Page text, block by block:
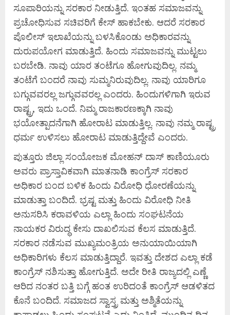
ಸೂಪಾರಿಯನ್ನು ಸರಕಾರ ನೀಡುತ್ತಿದೆ. ಇಂತಹ ಸಮಾಜವನ್ನು
ಪ್ರಚೋಧಿಸುವ ಸಚಿವರಿಗೆ ಕೇಸ್ ಹಾಕಬೇಕು. ಆದರೆ ಸರಕಾರ
ಪೊಲೀಸ್ ಇಲಾಖೆಯನ್ನು ಬಳಸಿಕೊಂಡು ಅಧಿಕಾರವನ್ನು
ದುರುಪಯೋಗ ಮಾಡುತ್ತಿದೆ. ಹಿಂದು ಸಮಾಜವನ್ನು ಮುಟ್ಟಲು
ಬರಬೇಡಿ. ನಾವು ಯಾರ ತಂಟೆಗೂ ಹೋಗುವುದಿಲ್ಲ. ನಮ್ಮ
ತಂಟೆಗೆ ಬಂದರೆ ನಾವು ಸುಮ್ಮನಿರುವುದಿಲ್ಲ. ನಾವು ಯಾರಿಗೂ
ಬಗ್ಗುವವರಲ್ಲ ಜಗ್ಗುವವರಲ್ಲ ಎಂದರು. ಹಿಂದುಗಳಿಗಾಗಿ ಇರುವ
ರಾಷ್ಟ್ರ, ಇದು ಒಂದೆ. ನಿಮ್ಮ ರಾಜಕಾರಣಕ್ಕಾಗಿ ನಾವು
ಭಯೋತ್ಪಾದನೆಗಾಗಿ ಹೋರಾಟ ಮಾಡುತ್ತಿಲ್ಲ. ನಾವು ನಮ್ಮ ರಾಷ್ಟ್ರ
ಧರ್ಮ ಉಳಿಸಲು ಹೋರಾಟ ಮಾಡುತ್ತಿದ್ದೇವೆ ಎಂದರು.
ಪುತ್ತೂರು ಜಿಲ್ಲಾ ಸಂಯೋಜಕ ಮೋಹನ್ ದಾಸ್ ಕಾಣಿಯೂರು
ಅವರು ಪ್ರಾಸ್ತಾವಿಕವಾಗಿ ಮಾತನಾಡಿ ಕಾಂಗ್ರೆಸ್ ಸರಕಾರ
ಅಧಿಕಾರ ಬಂದ ಬಳಿಕ ಹಿಂದು ವಿರೋಧಿ ಧೋರಣೆಯನ್ನು
ಮಾಡುತ್ತಾ ಬಂದಿದೆ. ಭ್ರಷ್ಟ ಮತ್ತು ಹಿಂದು ವಿರೋಧಿ ನೀತಿ
ಅನುಸರಿಸಿ ಕರಾವಳಿಯ ಎಲ್ಲಾ ಹಿಂದು ಸಂಘಟನೆಯ
ನಾಯಕರ ವಿರುದ್ಧ ಕೇಸು ದಾಖಲಿಸುವ ಕೆಲಸ ಮಾಡುತ್ತಿದೆ.
ಸರಕಾರ ನಡೆಸುವ ಮುಖ್ಯಮಂತ್ರಿಯ ಅನುಯಾಯಿಯಾಗಿ
ಅಧಿಕಾರಿಗಳು ಕೆಲಸ ಮಾಡುತ್ತಿದ್ದಾರೆ. ಇವತ್ತು ದೇಶದ ಎಲ್ಲಾ ಕಡೆ
ಕಾಂಗ್ರೆಸ್ ನಶಿಸುತ್ತಾ ಹೋಗುತ್ತಿದೆ. ಅದೇ ರೀತಿ ರಾಜ್ಯದಲ್ಲಿ ಎಣ್ಣೆ
ಆರಿದ ನಂತರ ಬತ್ತಿ ಬಗ್ಗೆ ಹಂತ ಉರಿದಂತೆ ಕಾಂಗ್ರೆಸ್ ಆಡಳಿತದ
ಕೊನೆ ಬಂದಿದೆ. ಸಮಾಜದ ಸ್ವಾಸ್ತ್ರ ಮತ್ತು ಅಶ್ಮಿತೆಯನ್ನು